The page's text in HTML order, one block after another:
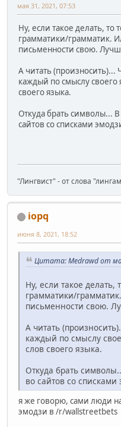
мая 31, 2021, 07:53
Ну, если такое делать, то
грамматики/грамматик.
письменности свою.
А читать (произносить)...
каждый по смыслу своего
своего языка.
Откуда брать символы...
сайтов со списками
"Лингвист" - от слова
iopq
июня 8, 2021, 18:52
Цитата: Medrawd от
Ну, если такое делать,
грамматики/
письменности свою.
А читать
каждый по смыслу
слов своего языка.
Откуда брать
во сайтов со списками
я же говорю, сами люди
эмодзи в /r/wallstreetbets